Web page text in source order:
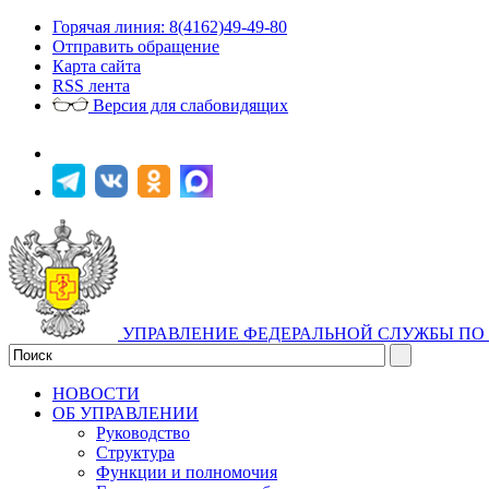
Горячая линия: 8(4162)49-49-80
Отправить обращение
Карта сайта
RSS лента
Версия для слабовидящих
УПРАВЛЕНИЕ ФЕДЕРАЛЬНОЙ СЛУЖБЫ
НОВОСТИ
ОБ УПРАВЛЕНИИ
Руководство
Структура
Функции и полномочия